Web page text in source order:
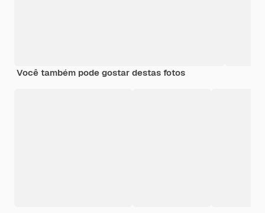
Você também pode gostar destas fotos